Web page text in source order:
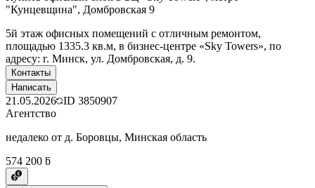
"Кунцевщина", Домбровская 9
5й этаж офисных помещений с отличным ремонтом,
площадью 1335.3 кв.м, в бизнес-центре «Sky Towers», по
адресу: г. Минск, ул. Домбровская, д. 9.
Контакты
Написать
21.05.2026 ID 3850907
Агентство
недалеко от д. Боровцы, Минская область
574 200 ƃ